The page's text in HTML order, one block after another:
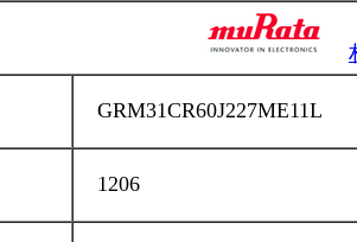
GRM31CR60J227ME11L
1206